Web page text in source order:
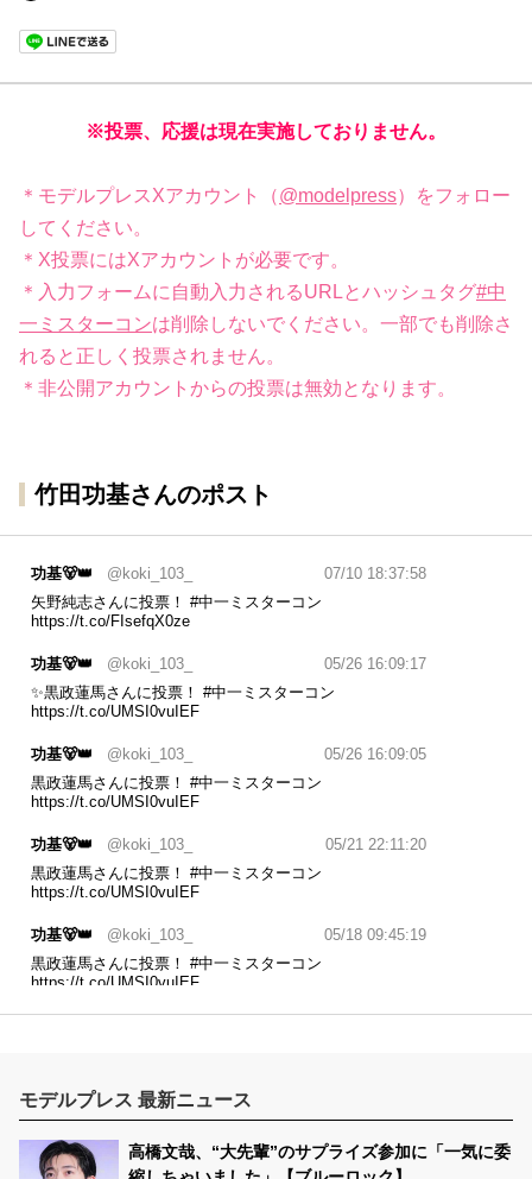
※投票、応援は現在実施しておりません。
＊モデルプレスXアカウント（@modelpress）をフォロー
してください。
＊X投票にはXアカウントが必要です。
＊入力フォームに自動入力されるURLとハッシュタグ#中
一ミスターコンは削除しないでください。一部でも削除さ
れると正しく投票されません。
＊非公開アカウントからの投票は無効となります。
竹田功基さんのポスト
功基🐻👑 @koki_103_
07/10 18:37:58
矢野純志さんに投票！ #中一ミスターコン
https://t.co/FIsefqX0ze
功基🐻👑 @koki_103_
05/26 16:09:17
✨黒政蓮馬さんに投票！ #中一ミスターコン
https://t.co/UMSI0vuIEF
功基🐻👑 @koki_103_
05/26 16:09:05
黒政蓮馬さんに投票！ #中一ミスターコン
https://t.co/UMSI0vuIEF
功基🐻👑 @koki_103_
05/21 22:11:20
黒政蓮馬さんに投票！ #中一ミスターコン
https://t.co/UMSI0vuIEF
功基🐻👑 @koki_103_
05/18 09:45:19
黒政蓮馬さんに投票！ #中一ミスターコン
https://t.co/UMSI0vuIEF
黒政蓮馬さんに投票！#中一ミスターコン
https://t.co/UMSI0vuIEF
モデルプレス 最新ニュース
高橋文哉、“大先輩”のサプライズ参加に「一気に委